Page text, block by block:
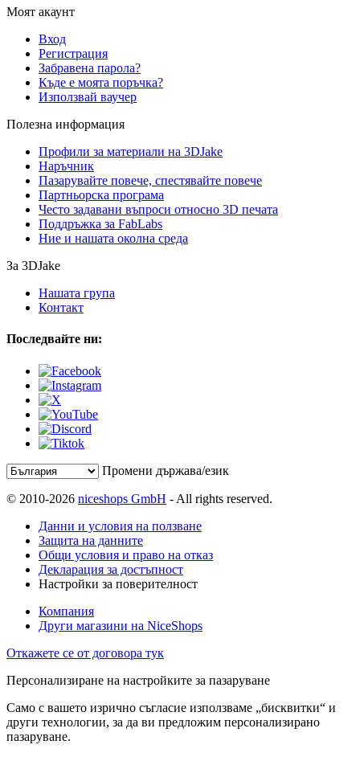
Моят акаунт
Вход
Регистрация
Забравена парола?
Къде е моята поръчка?
Използвай ваучер
Полезна информация
Профили за материали на 3DJake
Наръчник
Пазарувайте повече, спестявайте повече
Партньорска програма
Често задавани въпроси относно 3D печата
Поддръжка за FabLabs
Ние и нашата околна среда
За 3DJake
Нашата група
Контакт
Последвайте ни:
Промени държава/език
© 2010-2026 niceshops GmbH - All rights reserved.
Данни и условия на ползване
Защита на данните
Общи условия и право на отказ
Декларация за достъпност
Настройки за поверителност
Компания
Други магазини на NiceShops
Откажете се от договора тук
Персонализиране на настройките за пазаруване
Само с вашето изрично съгласие използваме „бисквитки“ и
други технологии, за да ви предложим персонализирано
пазаруване.